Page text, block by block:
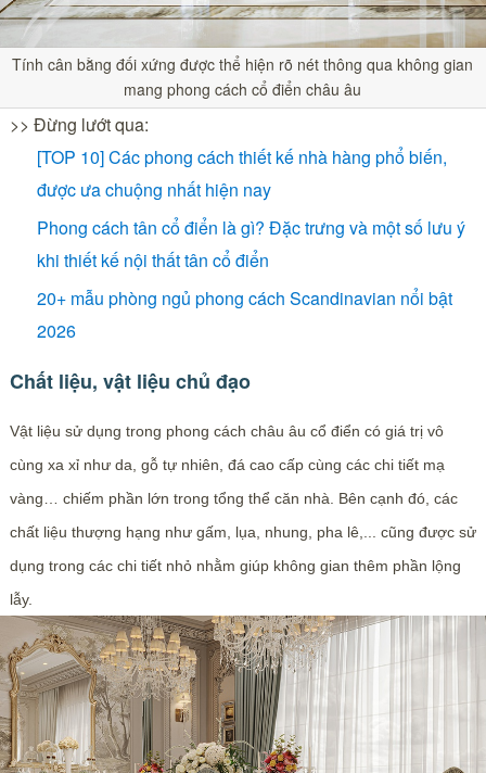
Tính cân bằng đối xứng được thể hiện rõ nét thông qua không gian
mang phong cách cổ điển châu âu
>> Đừng lướt qua:
[TOP 10] Các phong cách thiết kế nhà hàng phổ biến,
được ưa chuộng nhất hiện nay
Phong cách tân cổ điển là gì? Đặc trưng và một số lưu ý
khi thiết kế nội thất tân cổ điển
20+ mẫu phòng ngủ phong cách Scandinavian nổi bật
2026
Chất liệu, vật liệu chủ đạo
Vật liệu sử dụng trong phong cách châu âu cổ điển có giá trị vô
cùng xa xỉ như da, gỗ tự nhiên, đá cao cấp cùng các chi tiết mạ
vàng… chiếm phần lớn trong tổng thể căn nhà. Bên cạnh đó, các
chất liệu thượng hạng như gấm, lụa, nhung, pha lê,... cũng được sử
dụng trong các chi tiết nhỏ nhằm giúp không gian thêm phần lộng
lẫy.